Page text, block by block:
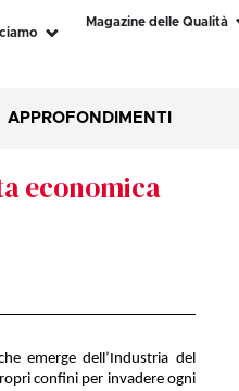
Magazine delle Qualità
APPROFONDIMENTI
economica
emerge dell’Industria del
confini per invadere ogni